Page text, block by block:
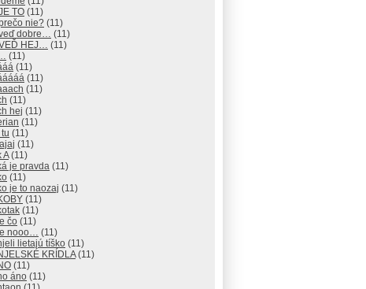
TO (11)
nie? (11)
dobre… (11)
HEJ… (11)
(11)
(11)
(11)
(11)
(11)
hej (11)
(11)
(11)
(11)
A(11)
je pravda (11)
(11)
je to naozaj (11)
(11)
(11)
čo (11)
nooo… (11)
lietajú tíško (11)
KRÍDLA(11)
(11)
áno (11)